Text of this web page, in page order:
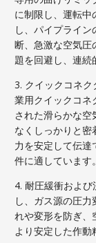
に制限し、運転
し、パイプライ
断、急激な空気圧
題を回避し、連続
3. クイックコネ
業用クイックコネ
された滑らかな
なくしっかりと
力を安定して伝
件に適しています
4. 耐圧緩衝およ
し、ガス源の圧
れや変形を防ぎ、
より安定した作動